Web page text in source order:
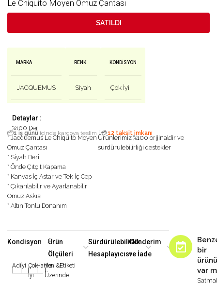
Le Chiquito Moyen Omuz Çantası
SATILDI
MARKA
JACQUEMUS
RENK
Siyah
KONDISYON
Çok İyi
Detaylar :
%100 Deri
📦1 iş günü içinde kargoya teslim |💳12 taksit imkanı
* Jacquemus Le Chiquito Moyen
Omuz Çantası
* Siyah Deri
* Önde Çıtçıt Kapama
* Kanvas İç Astar ve Tek İç Cep
* Çıkarılabilir ve Ayarlanabilir
Omuz Askısı
* Altın Tonlu Donanım
Ürünlerimiz %100 orijinaldir ve
sürdürülebilirliği destekler
Kondisyon
Adilİyi
|
Çok
İyi
Harika
|
Yeni&Etiketi
Üzerinde
Ürün
Ölçüleri
Sürdürülebilirlik
Hesaplayıcısı
Gönderim
ve İade
bir
var